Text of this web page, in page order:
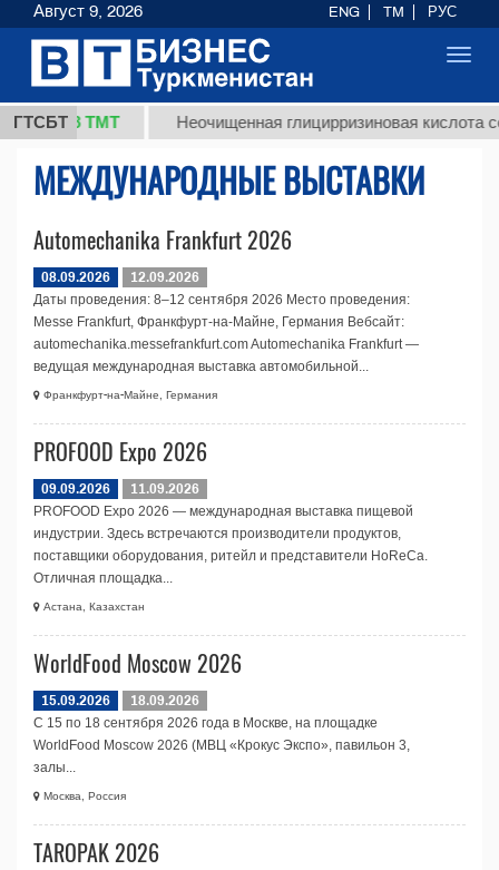
ГТСБТ
37,8 ТМТ Неочищенная глицирризиновая кислота
МЕЖДУНАРОДНЫЕ ВЫСТАВКИ
Automechanika Frankfurt 2026
08.09.2026
12.09.2026
Даты проведения: 8–12 сентября 2026 Место проведения:
Messe Frankfurt, Франкфурт-на-Майне, Германия Вебсайт:
automechanika.messefrankfurt.com Automechanika Frankfurt —
ведущая международная выставка автомобильной...
Франкфурт-на-Майне, Германия
PROFOOD Expo 2026
09.09.2026
11.09.2026
PROFOOD Expo 2026 — международная выставка пищевой
индустрии. Здесь встречаются производители продуктов,
поставщики оборудования, ритейл и представители HoReCa.
Отличная площадка...
Астана, Казахстан
WorldFood Moscow 2026
15.09.2026
18.09.2026
С 15 по 18 сентября 2026 года в Москве, на площадке
WorldFood Moscow 2026 (МВЦ «Крокус Экспо», павильон 3,
залы...
Москва, Россия
TAROPAK 2026
Август 9, 2026 ENG TM РУС